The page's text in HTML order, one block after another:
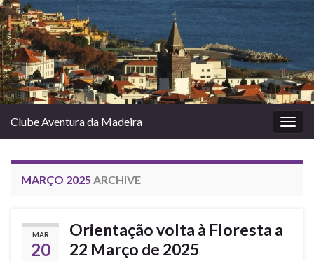
Clube Aventura da Madeira
MARÇO 2025 ARCHIVE
MAR
20
Orientação volta à Floresta a
22 Março de 2025